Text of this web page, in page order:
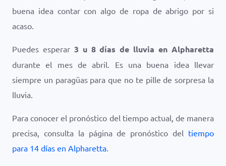
buena idea contar con algo de ropa de abrigo por si
acaso.
Puedes esperar 3 u 8 días de lluvia en Alpharetta
durante el mes de abril. Es una buena idea llevar
siempre un paragüas para que no te pille de sorpresa la
lluvia.
Para conocer el pronóstico del tiempo actual, de manera
precisa, consulta la página de pronóstico del tiempo
para 14 días en Alpharetta.